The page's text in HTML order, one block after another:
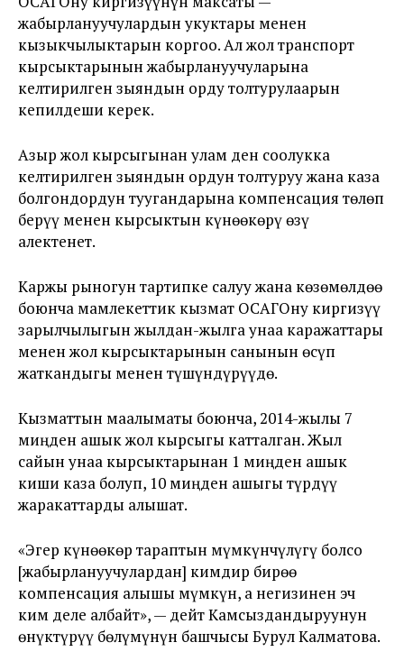
жабырлануучулардын укуктары менен
кызыкчылыктарын коргоо. Ал жол транспорт
кырсыктарынын жабырлануучуларына
келтирилген зыяндын орду толтурулаарын
кепилдеши керек.
Азыр жол кырсыгынан улам ден соолукка
келтирилген зыяндын ордун толтуруу жана каза
болгондордун туугандарына компенсация төлөп
берүү менен кырсыктын күнөөкөрү өзү
алектенет.
Каржы рыногун тартипке салуу жана көзөмөлдөө
боюнча мамлекеттик кызмат ОСАГОну киргизүү
зарылчылыгын жылдан-жылга унаа каражаттары
менен жол кырсыктарынын санынын өсүп
жаткандыгы менен түшүндүрүүдө.
Кызматтын маалыматы боюнча, 2014-жылы 7
миңден ашык жол кырсыгы катталган. Жыл
сайын унаа кырсыктарынан 1 миңден ашык
киши каза болуп, 10 миңден ашыгы түрдүү
жаракаттарды алышат.
«Эгер күнөөкөр тараптын мүмкүнчүлүгү болсо
[жабырлануучулардан] кимдир бирөө
компенсация алышы мүмкүн, а негизинен эч
ким деле албайт», — дейт Камсыздандыруунун
өнүктүрүү бөлүмүнүн башчысы Бурул Калматова.